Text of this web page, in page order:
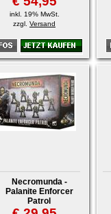
inkl. 19% MwSt.
zzgl. Versand
Necromunda -
Palanite Enforcer
Patrol